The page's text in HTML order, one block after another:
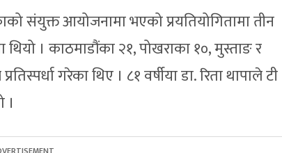
संयुक्त आयोजनामा भएको प्रयतियोगितामा तीन
। काठमाडौंका २१, पोखराका १०, मुस्ताङ र
गरेका थिए । ८१ वर्षीया डा. रिता थापाले टी